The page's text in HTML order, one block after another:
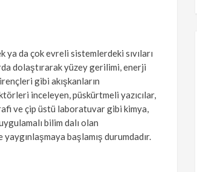
da çok evreli sistemlerdeki sıvıları
dolaştırarak yüzey gerilimi, enerji
gibi akışkanların
inceleyen, püskürtmeli yazıcılar,
ve çip üstü laboratuvar gibi kimya,
bilim dalı olan
başlamış durumdadır.